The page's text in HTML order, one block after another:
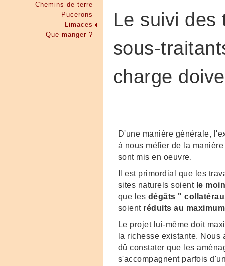
Chemins de terre
Pucerons
Limaces
Que manger ?
Le suivi des
sous-
charge
D'une manière générale,
à nous méfier de la
sont mis en oeuvre.
Il est primordial que les
sites naturels soient le
que les dégâts "
soient réduits au maximum
Le projet lui-même doit
la richesse existante. Nous
dû constater que les
s'accompagnent parfois